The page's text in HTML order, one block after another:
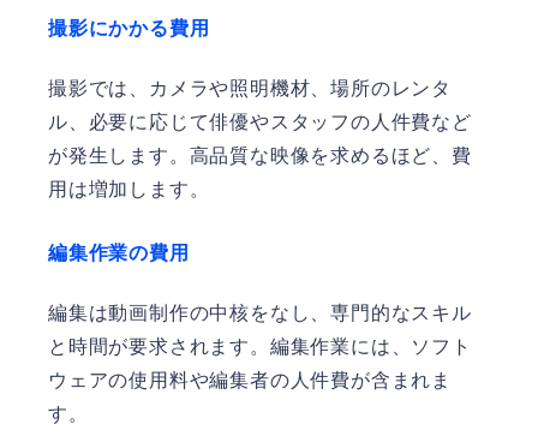
撮影にかかる費用
撮影では、カメラや照明機材、場所のレンタ
ル、必要に応じて俳優やスタッフの人件費など
が発生します。高品質な映像を求めるほど、費
用は増加します。
編集作業の費用
編集は動画制作の中核をなし、専門的なスキル
と時間が要求されます。編集作業には、ソフト
ウェアの使用料や編集者の人件費が含まれま
す。